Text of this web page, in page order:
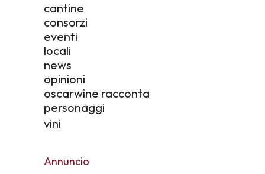
cantine
consorzi
eventi
locali
news
opinioni
oscarwine racconta
personaggi
vini
Annuncio